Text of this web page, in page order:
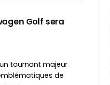
Golf sera
tournant majeur
de